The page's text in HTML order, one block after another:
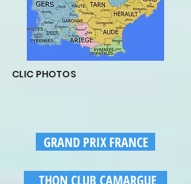
CLIC PHOTOS
GRAND PRIX FRANCE
THON CLUB CAMARGUE